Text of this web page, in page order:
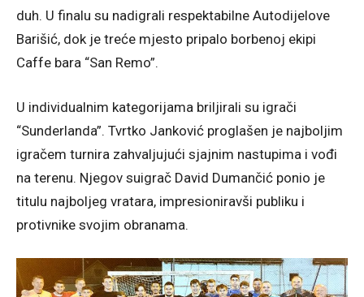
duh. U finalu su nadigrali respektabilne Autodijelove
Barišić, dok je treće mjesto pripalo borbenoj ekipi
Caffe bara “San Remo”.
U individualnim kategorijama briljirali su igrači
“Sunderlanda”. Tvrtko Janković proglašen je najboljim
igračem turnira zahvaljujući sjajnim nastupima i vođi
na terenu. Njegov suigrač David Dumančić ponio je
titulu najboljeg vratara, impresioniravši publiku i
protivnike svojim obranama.